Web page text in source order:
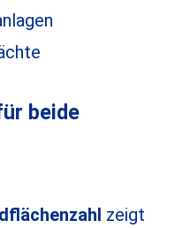
beide
zeigt